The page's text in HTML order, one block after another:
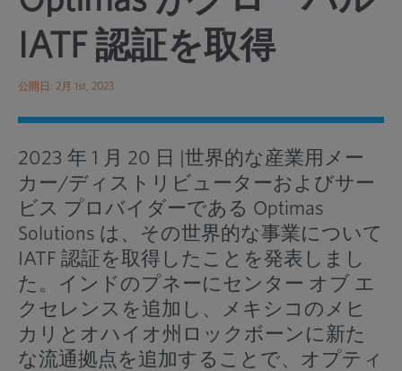
IATF 認証を取得
公開日: 2月 1st, 2023
2023 年 1 月 20 日 |世界的な産業用メー
カー/ディストリビューターおよびサー
ビス プロバイダーである Optimas
Solutions は、その世界的な事業について
IATF 認証を取得したことを発表しまし
た。インドのプネーにセンター オブ エ
クセレンスを追加し、メキシコのメヒ
カリとオハイオ州ロックボーンに新た
な流通拠点を追加することで、オプティ